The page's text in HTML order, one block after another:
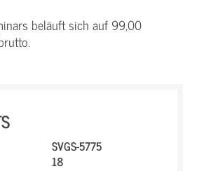
beläuft sich auf 99,00
SVGS-5775
18